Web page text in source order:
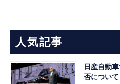
人気記事
日産自動
否について